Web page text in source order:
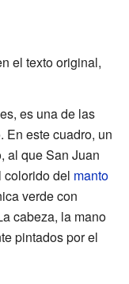
el texto original,
es una de las
En este cuadro, un
al que San Juan
colorido del manto
verde con
cabeza, la mano
pintados por el